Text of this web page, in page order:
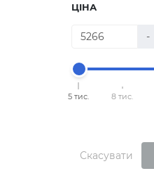
ЦІНА
-
5 тис. 8 тис.
Скасувати